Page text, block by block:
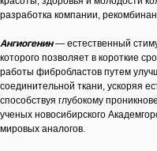
разработка компании,
Ангиогенин— естественный
которого позволяет в короткие
работы фибробластов путем
соединительной ткани, ускоряя
способствуя глубокому
ученых новосибирского
мировых аналогов.